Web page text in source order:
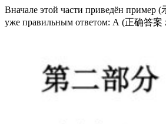
Вначале этой части приведён пример
уже правильным ответом: А (正确答案